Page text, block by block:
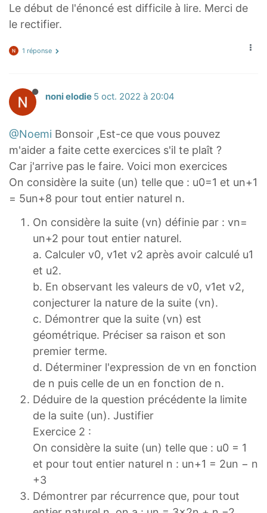
Le début de l'énoncé est difficile à lire. Merci de
le rectifier.
1 réponse
noni elodie 5 oct. 2022 à 20:04
@Noemi Bonsoir ,Est-ce que vous pouvez
m'aider a faite cette exercices s'il te plaît ?
Car j'arrive pas le faire. Voici mon exercices
On considère la suite (un) telle que : u0=1 et un+1
= 5un+8 pour tout entier naturel n.
On considère la suite (vn) définie par : vn=
un+2 pour tout entier naturel.
a. Calculer v0, v1et v2 après avoir calculé u1
et u2.
b. En observant les valeurs de v0, v1et v2,
conjecturer la nature de la suite (vn).
c. Démontrer que la suite (vn) est
géométrique. Préciser sa raison et son
premier terme.
d. Déterminer l'expression de vn en fonction
de n puis celle de un en fonction de n.
Déduire de la question précédente la limite
de la suite (un). Justifier
Exercice 2 :
On considère la suite (un) telle que : u0 = 1
et pour tout entier naturel n : un+1 = 2un − n
+3
Démontrer par récurrence que, pour tout